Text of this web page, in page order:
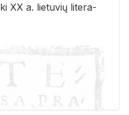
XX a. lie­tu­vių li­te­ra­